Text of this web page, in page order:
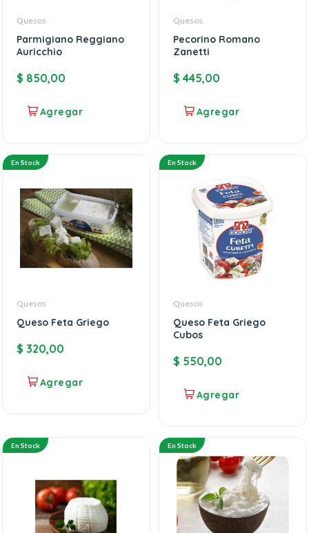
Quesos
Parmigiano Reggiano
Auricchio
$ 850,00
Quesos
Pecorino Romano
Zanetti
$ 445,00
En Stock
Quesos
Queso Feta Griego
$ 320,00
En Stock
Quesos
Queso Feta Griego
Cubos
$ 550,00
En Stock En Stock